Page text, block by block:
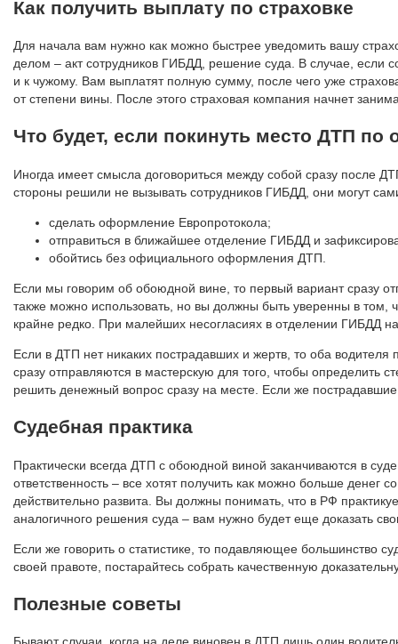
Как получить выплату по страховке
Для начала вам нужно как можно быстрее уведомить вашу
делом – акт сотрудников ГИБДД, решение суда. В случае, если
и к чужому. Вам выплатят полную сумму, после чего уже
от степени вины. После этого страховая компания начнет
Что будет, если покинуть место ДТП
Иногда имеет смысла договориться между собой сразу после
стороны решили не вызывать сотрудников ГИБДД, они могут
сделать оформление Европротокола;
отправиться в ближайшее отделение ГИБДД и
обойтись без официального оформления ДТП.
Если мы говорим об обоюдной вине, то первый вариант сразу
также можно использовать, но вы должны быть уверенны в том,
крайне редко. При малейших несогласиях в отделении ГИБДД
Если в ДТП нет никаких пострадавших и жертв, то оба
сразу отправляются в мастерскую для того, чтобы определить
решить денежный вопрос сразу на месте. Если же
Судебная практика
Практически всегда ДТП с обоюдной виной заканчиваются в
ответственность – все хотят получить как можно больше денег
действительно развита. Вы должны понимать, что в РФ
аналогичного решения суда – вам нужно будет еще доказать
Если же говорить о статистике, то подавляющее большинство
своей правоте, постарайтесь собрать качественную
Полезные советы